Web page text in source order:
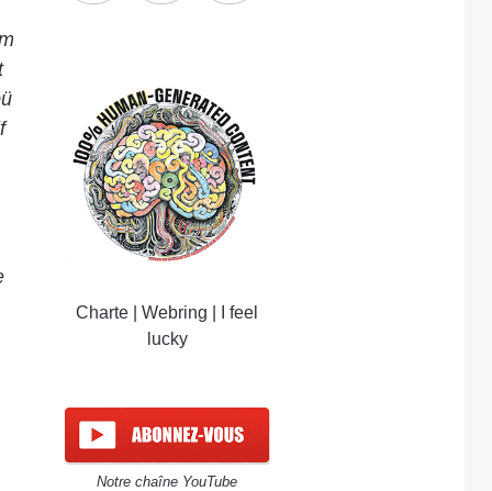
Charte |Webring
I feel
lucky
Notre chaîne YouTube